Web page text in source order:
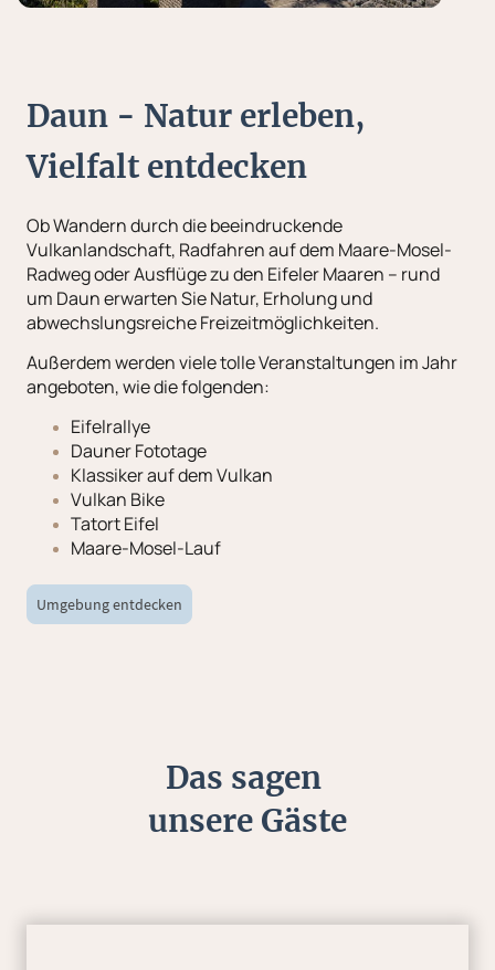
Daun - Natur erleben,
Vielfalt entdecken
Ob Wandern durch die beeindruckende
Vulkanlandschaft, Radfahren auf dem Maare-Mosel-
Radweg oder Ausflüge zu den Eifeler Maaren – rund
um Daun erwarten Sie Natur, Erholung und
abwechslungsreiche Freizeitmöglichkeiten.
Außerdem werden viele tolle Veranstaltungen im Jahr
angeboten, wie die folgenden:
Eifelrallye
Dauner Fototage
Klassiker auf dem Vulkan
Vulkan Bike
Tatort Eifel
Maare-Mosel-Lauf
Umgebung entdecken
Das sagen
unsere Gäste